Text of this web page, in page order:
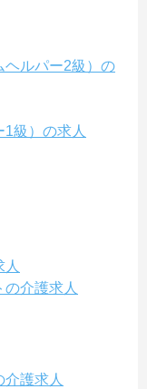
ヘルパー2級）の
級）の求人
介護求人
護求人